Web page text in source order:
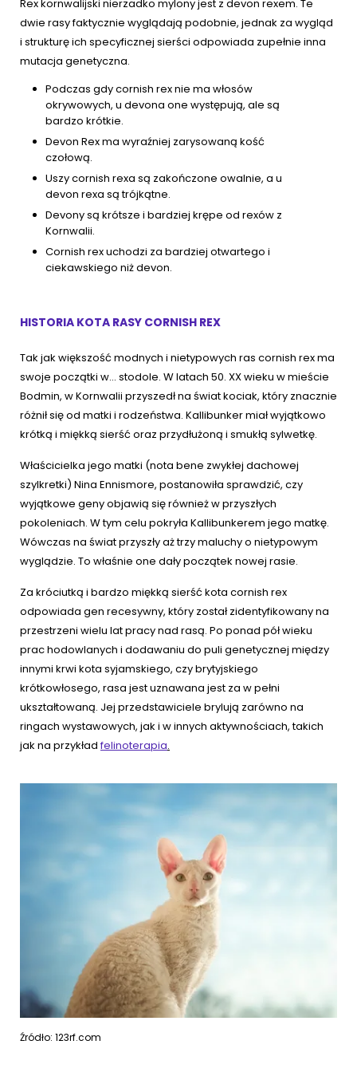
Rex kornwalijski nierzadko mylony jest z devon rexem. Te
dwie rasy faktycznie wyglądają podobnie, jednak za wygląd
i strukturę ich specyficznej sierści odpowiada zupełnie inna
mutacja genetyczna.
Podczas gdy cornish rex nie ma włosów
okrywowych, u devona one występują, ale są
bardzo krótkie.
Devon Rex ma wyraźniej zarysowaną kość
czołową.
Uszy cornish rexa są zakończone owalnie, a u
devon rexa są trójkątne.
Devony są krótsze i bardziej krępe od rexów z
Kornwalii.
Cornish rex uchodzi za bardziej otwartego i
ciekawskiego niż devon.
HISTORIA KOTA RASY CORNISH REX
Tak jak większość modnych i nietypowych ras cornish rex ma
swoje początki w... stodole. W latach 50. XX wieku w mieście
Bodmin, w Kornwalii przyszedł na świat kociak, który znacznie
różnił się od matki i rodzeństwa. Kallibunker miał wyjątkowo
krótką i miękką sierść oraz przydłużoną i smukłą sylwetkę.
Właścicielka jego matki (nota bene zwykłej dachowej
szylkretki) Nina Ennismore, postanowiła sprawdzić, czy
wyjątkowe geny objawią się również w przyszłych
pokoleniach. W tym celu pokryła Kallibunkerem jego matkę.
Wówczas na świat przyszły aż trzy maluchy o nietypowym
wyglądzie. To właśnie one dały początek nowej rasie.
Za króciutką i bardzo miękką sierść kota cornish rex
odpowiada gen recesywny, który został zidentyfikowany na
przestrzeni wielu lat pracy nad rasą. Po ponad pół wieku
prac hodowlanych i dodawaniu do puli genetycznej między
innymi krwi kota syjamskiego, czy brytyjskiego
krótkowłosego, rasa jest uznawana jest za w pełni
ukształtowaną. Jej przedstawiciele brylują zarówno na
ringach wystawowych, jak i w innych aktywnościach, takich
jak na przykładfelinoterapia.
Źródło: 123rf.com